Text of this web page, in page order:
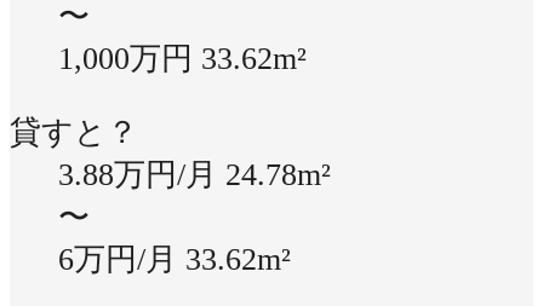
〜
1,000万円 33.62m²
貸すと？
3.88万円/月 24.78m²
〜
6万円/月 33.62m²